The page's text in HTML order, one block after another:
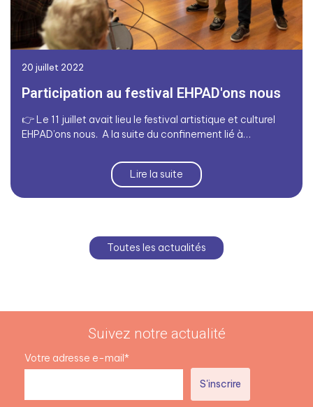
20 juillet 2022
Participation au festival EHPAD'ons nous
👉 Le 11 juillet avait lieu le festival artistique et culturel
EHPAD’ons nous. A la suite du confinement lié à…
Lire la suite
Toutes les actualités
Suivez notre actualité
Votre adresse e-mail*